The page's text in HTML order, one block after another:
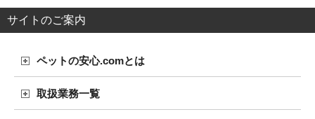
サイトのご案内
ペットの安心.comとは
取扱業務一覧